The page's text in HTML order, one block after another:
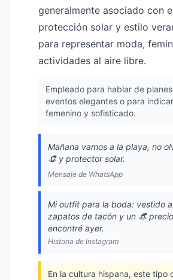
generalmente asociado con
protección solar y estilo
para representar moda,
actividades al aire libre.
Empleado para hablar de
eventos elegantes o para
femenino y sofisticado.
Mañana vamos a la playa, no
👒 y protector solar.
Mensaje de WhatsApp
Mi outfit para la boda: vestido
zapatos de tacón y un 👒
encontré ayer.
Historia de Instagram
En la cultura hispana, este tipo